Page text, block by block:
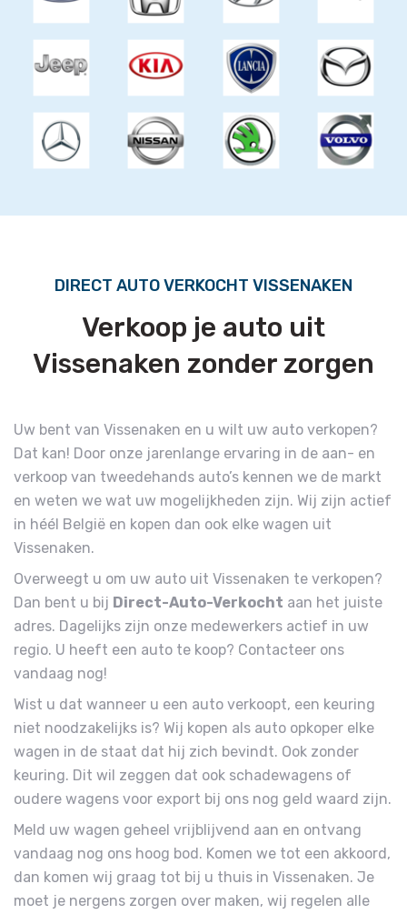
DIRECT AUTO VERKOCHT VISSENAKEN
Verkoop je auto uit
Vissenaken zonder zorgen
Uw bent van Vissenaken en u wilt uw auto verkopen?
Dat kan! Door onze jarenlange ervaring in de aan- en
verkoop van tweedehands auto’s kennen we de markt
en weten we wat uw mogelijkheden zijn. Wij zijn actief
in héél België en kopen dan ook elke wagen uit
Vissenaken.
Overweegt u om uw auto uit Vissenaken te verkopen?
Dan bent u bij Direct-Auto-Verkocht aan het juiste
adres. Dagelijks zijn onze medewerkers actief in uw
regio. U heeft een auto te koop? Contacteer ons
vandaag nog!
Wist u dat wanneer u een auto verkoopt, een keuring
niet noodzakelijks is? Wij kopen als auto opkoper elke
wagen in de staat dat hij zich bevindt. Ook zonder
keuring. Dit wil zeggen dat ook schadewagens of
oudere wagens voor export bij ons nog geld waard zijn.
Meld uw wagen geheel vrijblijvend aan en ontvang
vandaag nog ons hoog bod. Komen we tot een akkoord,
dan komen wij graag tot bij u thuis in Vissenaken. Je
moet je nergens zorgen over maken, wij regelen alle